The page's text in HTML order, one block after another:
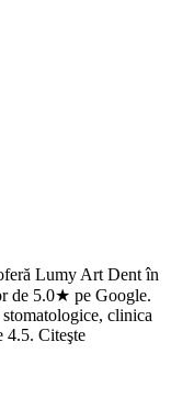
Lumy Art Dent în
de 5.0★ pe Google.
clinica
4.5. Citeşte